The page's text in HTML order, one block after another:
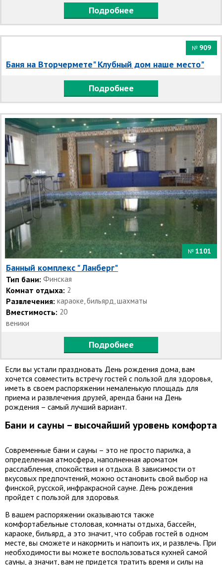
Подробнее
№ 909
Баня на Вторчермете" Клубный дом наше место"
Подробнее
№ 1101
Банный комплекс " Ланберг"
Тип бани: Финская
Комнат отдыха: 2
Развлечения: караоке, бильярд, шахматы
Вместимость: 20
веники
Подробнее
Если вы устали праздновать День рождения дома, вам
хочется совместить встречу гостей с пользой для здоровья,
иметь в своем распоряжении немаленькую площадь для
приема и развлечения друзей, аренда бани на День
рождения – самый лучший вариант.
Бани и сауны – высочайший уровень комфорта
Современные бани и сауны – это не просто парилка, а
определенная атмосфера, наполненная ароматом
расслабления, спокойствия и отдыха. В зависимости от
вкусовых предпочтений, можно остановить свой выбор на
финской, русской, инфракрасной сауне. День рождения
пройдет с пользой для здоровья.
В вашем распоряжении оказываются также
комфортабельные столовая, комнаты отдыха, бассейн,
караоке, бильярд, а это значит, что собрав гостей в одном
месте, вы сможете и накормить и напоить их, и развлечь. При
необходимости вы можете воспользоваться кухней самой
сауны, а значит, вам не придется тратить время и силы на